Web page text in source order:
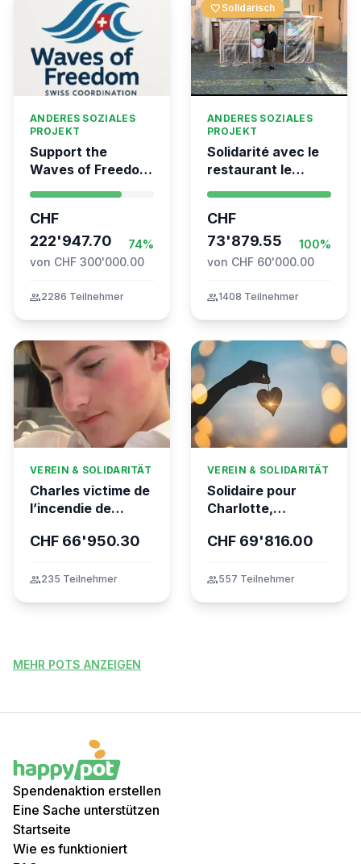
ANDERES SOZIALES
PROJEKT
Support the
Waves of Freedom
the Global
Movement to Gaza
CHF
222'947.70
74%
von CHF 300'000.00
group2286 Teilnehmer
favorite Solidarisch
ANDERES SOZIALES
PROJEKT
Solidarité avec le
restaurant le
CHF
73'879.55
100%
von CHF 60'000.00
group1408 Teilnehmer
VEREIN & SOLIDARITÄT
Charles victime de
l’incendie de
CHF 66'950.30
group235 Teilnehmer
VEREIN & SOLIDARITÄT
Solidaire pour
Charlotte,
dans l’incendie
Montana
CHF 69'816.00
group557 Teilnehmer
MEHR POTS ANZEIGEN
Spendenaktion erstellen
Eine Sache unterstützen
Startseite
Wie es funktioniert